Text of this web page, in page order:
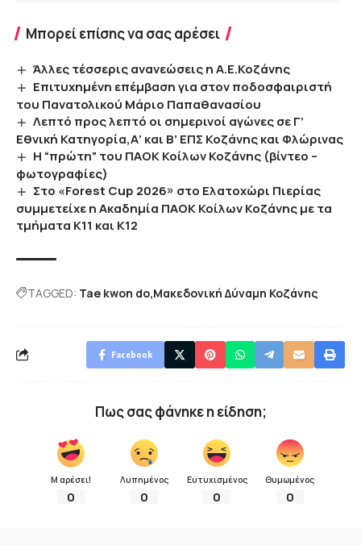
Μπορεί επίσης να σας αρέσει
Άλλες τέσσερις ανανεώσεις η Α.Ε.Κοζάνης
Επιτυχημένη επέμβαση για στον ποδοσφαιριστή
του Πανατολικού Μάριο Παπαθανασίου
Λεπτό προς λεπτό οι σημερινοί αγώνες σε Γ’
Εθνική Κατηγορία,Α’ και Β’ ΕΠΣ Κοζάνης και Φλώρινας
Η “πρώτη” του ΠΑΟΚ Κοίλων Κοζάνης (βίντεο –
φωτογραφίες)
Στο «Forest Cup 2026» στο Ελατοχώρι Πιερίας
συμμετείχε η Ακαδημία ΠΑΟΚ Κοίλων Κοζάνης με τα
τμήματα Κ11 και Κ12
TAGGED: Tae kwon do Μακεδονική Δύναμη Κοζάνης
Facebook
Πως σας φάνηκε η είδηση;
Μ αρέσει!
0
Λυπημένος
0
Ευτυχισμένος
0
Θυμωμένος
0